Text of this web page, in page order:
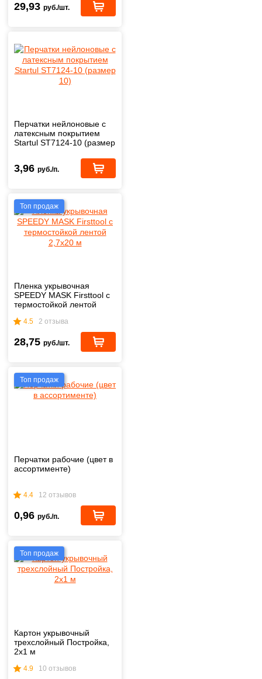
29,93 руб./шт.
Перчатки нейлоновые с
латексным покрытием
Startul ST7124-10 (размер
3,96 руб./п.
Топ продаж
Пленка укрывочная
SPEEDY MASK Firsttool с
термостойкой лентой
4.5 2 отзыва
28,75 руб./шт.
Топ продаж
Перчатки рабочие (цвет в
ассортименте)
4.4 12 отзывов
0,96 руб./п.
Топ продаж
Картон укрывочный
трехслойный Постройка,
2х1 м
4.9 10 отзывов